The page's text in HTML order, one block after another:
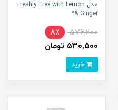
مدل Freshly Free with Lemon
& Ginger^
576,200
8٪
530,500 تومان